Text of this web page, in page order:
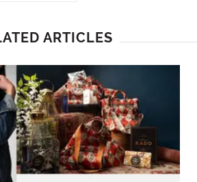
ARTICLES